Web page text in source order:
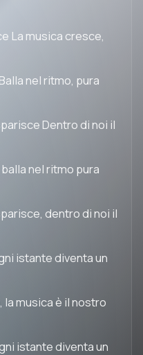
La musica cresce,
nel ritmo, pura
Dentro di noi il
nel ritmo pura
dentro di noi il
istante diventa un
la musica è il nostro
istante diventa un